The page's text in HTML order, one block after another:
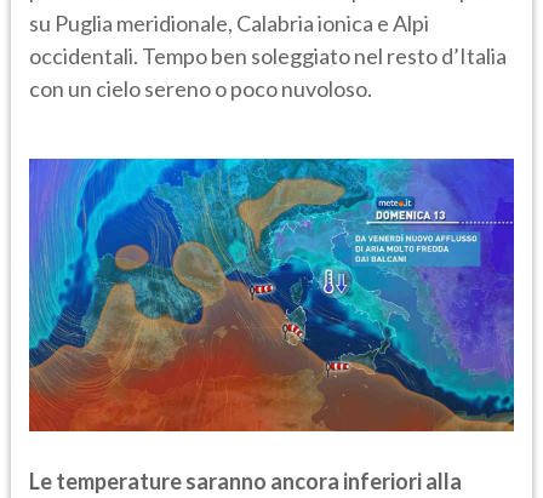
su Puglia meridionale, Calabria ionica e Alpi
occidentali. Tempo ben soleggiato nel resto d’Italia
con un cielo sereno o poco nuvoloso.
Le temperature saranno ancora inferiori alla